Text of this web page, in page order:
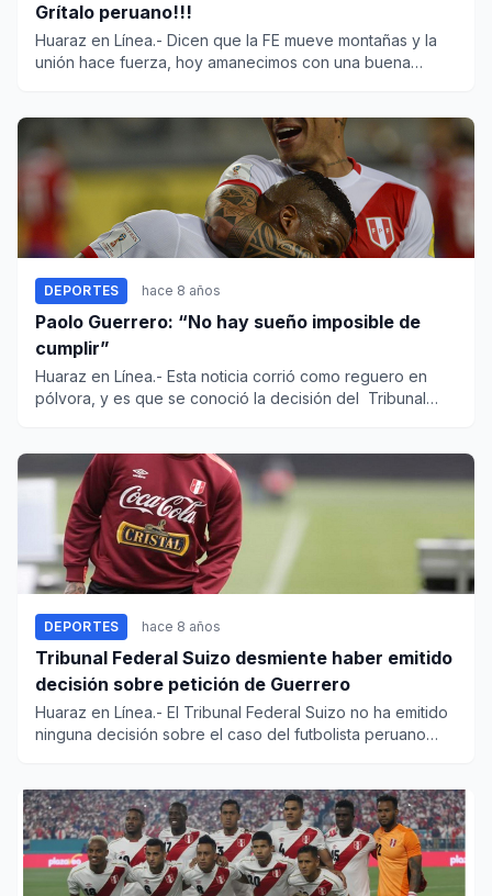
Grítalo peruano!!!
Huaraz en Línea.- Dicen que la FE mueve montañas y la
unión hace fuerza, hoy amanecimos con una buena
DEPORTES hace 8 años
Paolo Guerrero: “No hay sueño imposible de
cumplir”
Huaraz en Línea.- Esta noticia corrió como reguero en
pólvora, y es que se conoció la decisión del Tribunal
DEPORTES hace 8 años
Tribunal Federal Suizo desmiente haber emitido
decisión sobre petición de Guerrero
Huaraz en Línea.- El Tribunal Federal Suizo no ha emitido
ninguna decisión sobre el caso del futbolista peruano